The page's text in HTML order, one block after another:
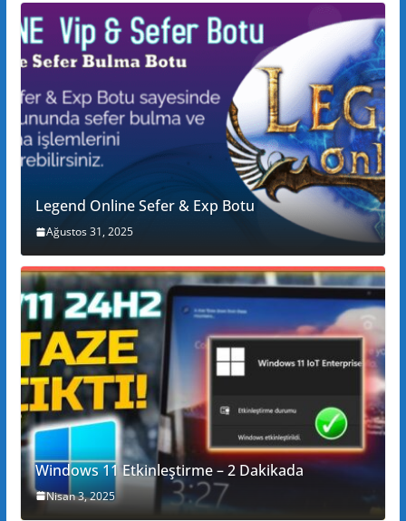
Legend Online Sefer & Exp Botu
Ağustos 31, 2025
Windows 11 Etkinleştirme – 2 Dakikada
Nisan 3, 2025